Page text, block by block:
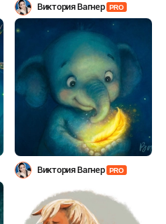
Виктория Вагнер PRO
Виктория Вагнер PRO